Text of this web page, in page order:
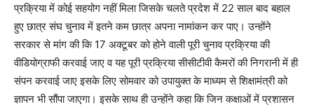
प्रक्रिया में कोई सहयोग नहीं मिला जिसके चलते प्रदेश में 22 साल बाद बहाल
हुए छात्र संघ चुनाव में इतने कम छात्र अपना नामांकन कर पाए। उन्होंने
सरकार से मांग की कि 17 अक्टूबर को होने वाली पूरी चुनाव प्रक्रिया की
वीडियोग्राफी करवाई जाए व यह पूरी प्रक्रिया सीसीटीवी कैमरों की निगरानी में ही
संपन करवाई जाए इसके लिए सोमवार को उपायुक्त के माध्यम से शिक्षामंत्री को
ज्ञापन भी सौंपा जाएगा। इसके साथ ही उन्होंने कहा कि जिन कक्षाओं में प्रशासन